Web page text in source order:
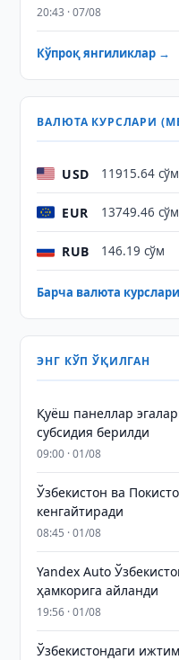
20:43 · 07/08
Кўпроқ янгиликлар →
ВАЛЮТА КУРСЛАРИ
USD 11915.64 сўм
EUR 13749.46 сўм
RUB 146.19 сўм
Барча валюта
ЭНГ КЎП ЎҚИЛГАН
Қуёш панеллар
субсидия берилди
09:00 · 01/08
Ўзбекистон ва
кенгайтиради
08:45 · 01/08
Yandex Auto
ҳамкорига айланди
19:56 · 01/08
Ўзбекистондаги